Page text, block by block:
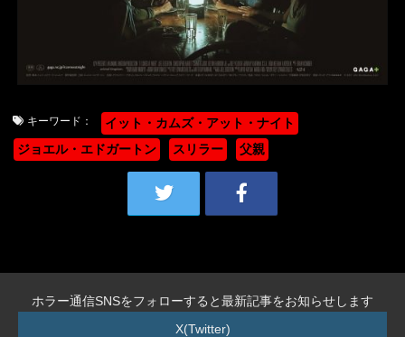
キーワード：
イット・カムズ・アット・ナイト
ジョエル・エドガートン
スリラー 父親
ホラー通信SNSをフォローすると最新記事をお知らせします
X(Twitter)